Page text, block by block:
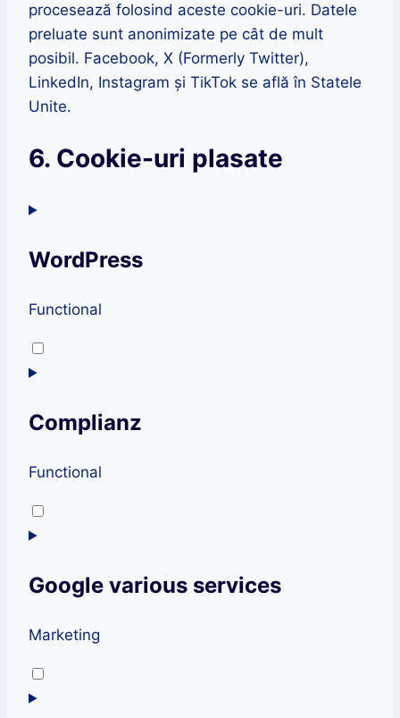
procesează folosind aceste cookie-uri. Datele
preluate sunt anonimizate pe cât de mult
posibil. Facebook, X (Formerly Twitter),
LinkedIn, Instagram și TikTok se află în Statele
Unite.
6. Cookie-uri plasate
WordPress
Functional
Consent
to
wordpress
Complianz
Functional
Consent
to
complianz
Google various services
Marketing
Consent
to